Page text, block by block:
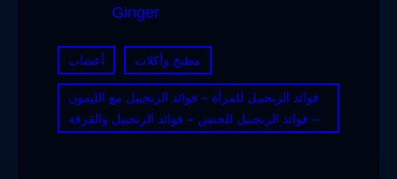
Ginger
أعشاب مطبخ وأكلات
فوائد الزنجبيل للمرأة – فوائد الزنجبيل مع الليمون
– فوائد الزنجبيل للجنس – فوائد الزنجبيل والقرفة